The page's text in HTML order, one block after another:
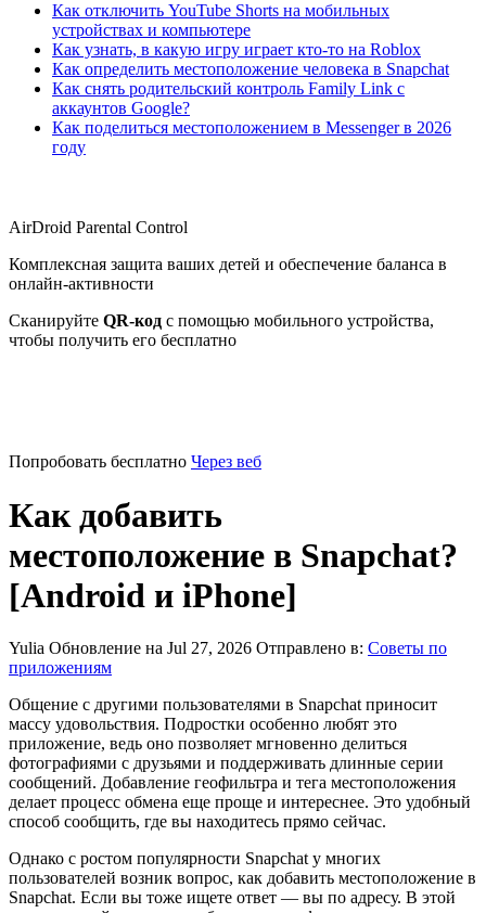
Как отключить YouTube Shorts на мобильных
устройствах и компьютере
Как узнать, в какую игру играет кто-то на Roblox
Как определить местоположение человека в Snapchat
Как снять родительский контроль Family Link с
аккаунтов Google?
Как поделиться местоположением в Messenger в 2026
году
AirDroid Parental Control
Комплексная защита ваших детей и обеспечение баланса в
онлайн-активности
Сканируйте QR-код с помощью мобильного устройства,
чтобы получить его бесплатно
Попробовать бесплатно Через веб
Как добавить
местоположение в Snapchat?
[Android и iPhone]
Yulia Обновление на Jul 27, 2026 Отправлено в: Советы по
приложениям
Общение с другими пользователями в Snapchat приносит
массу удовольствия. Подростки особенно любят это
приложение, ведь оно позволяет мгновенно делиться
фотографиями с друзьями и поддерживать длинные серии
сообщений. Добавление геофильтра и тега местоположения
делает процесс обмена еще проще и интереснее. Это удобный
способ сообщить, где вы находитесь прямо сейчас.
Однако с ростом популярности Snapchat у многих
пользователей возник вопрос, как добавить местоположение в
Snapchat. Если вы тоже ищете ответ — вы по адресу. В этой